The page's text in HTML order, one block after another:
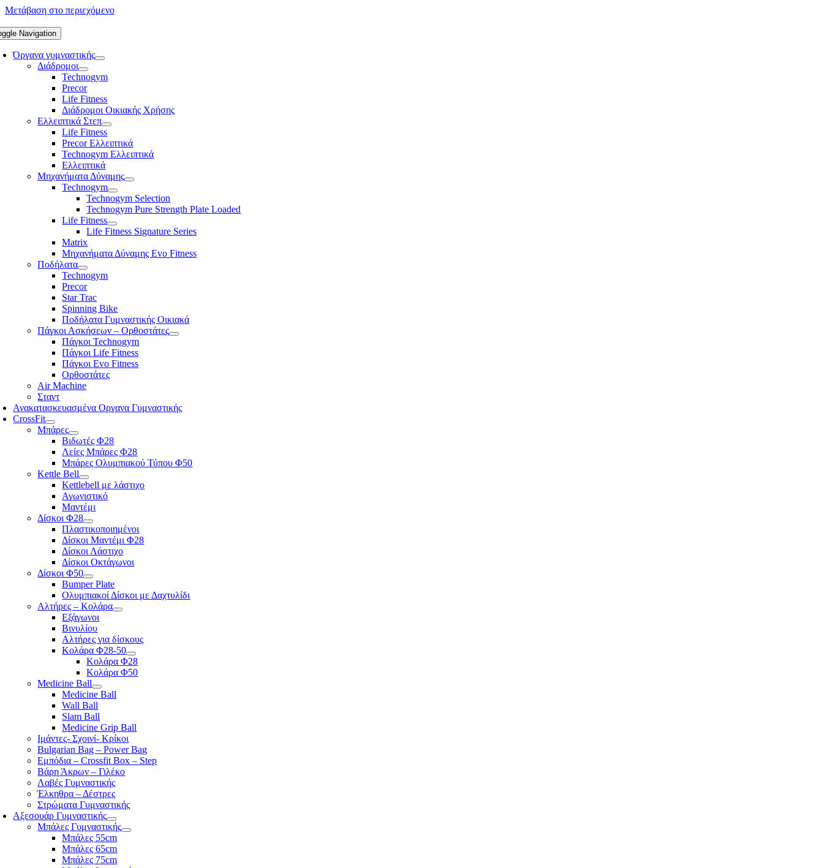
Μετάβαση στο περιεχόμενο
Navigation
Όργανα γυμναστικής
Διάδρομοι
Technogym
Precor
Life Fitness
Διάδρομοι Οικιακής Χρήσης
Ελλειπτικά Στεπ
Life Fitness
Precor Ελλειπτικά
Technogym Ελλειπτικά
Ελλειπτικά
Μηχανήματα Δύναμης
Technogym
Technogym Selection
Technogym Pure Strength Plate Loaded
Life Fitness
Life Fitness Signature Series
Matrix
Μηχανήματα Δύναμης Evo Fitness
Ποδήλατα
Technogym
Precor
Star Trac
Spinning Bike
Ποδήλατα Γυμναστικής Οικιακά
Πάγκοι Ασκήσεων – Ορθοστάτες
Πάγκοι Technogym
Πάγκοι Life Fitness
Πάγκοι Evo Fitness
Ορθοστάτες
Air Machine
Σταντ
Ανακατασκευασμένα Οργανα Γυμναστικής
CrossFit
Μπάρες
Βιδωτές Φ28
Λείες Μπάρες Φ28
Μπάρες Ολυμπιακού Τύπου Φ50
Kettle Bell
Kettlebell με λάστιχο
Αγωνιστικό
Μαντέμι
Δίσκοι Φ28
Πλαστικοποιημένοι
Δίσκοι Μαντέμι Φ28
Δίσκοι Λάστιχο
Δίσκοι Οκτάγωνοι
Δίσκοι Φ50
Bumper Plate
Ολυμπιακοί Δίσκοι με Δαχτυλίδι
Αλτήρες – Κολάρα
Εξάγωνοι
Βινυλίου
Αλτήρες για δίσκους
Κολάρα Φ28-50
Κολάρα Φ28
Κολάρα Φ50
Medicine Ball
Medicine Ball
Wall Ball
Slam Ball
Medicine Grip Ball
Ιμάντες- Σχοινί- Κρίκοι
Bulgarian Bag – Power Bag
Εμπόδια – Crossfit Box – Step
Βάρη Άκρων – Γιλέκο
Λαβές Γυμναστικής
Έλκηθρα – Δέστρες
Στρώματα Γυμναστικής
Αξεσουάρ Γυμναστικής
Μπάλες Γυμναστικής
Μπάλες 55cm
Μπάλες 65cm
Μπάλες 75cm